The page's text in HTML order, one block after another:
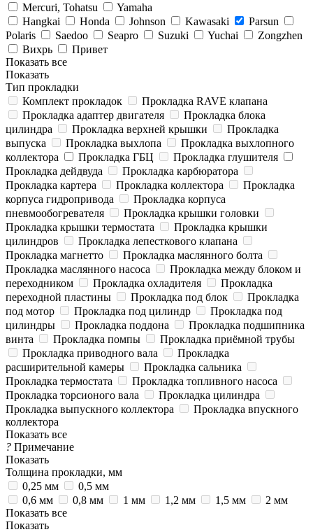
Mercuri, Tohatsu
Yamaha
Hangkai
Honda Johnson Kawasaki
Parsun
Polaris
Saedoo Seapro Suzuki Yuchai
Zongzhen
Вихрь
Привет
Показать все
Показать
Тип прокладки
Комплект прокладок
Прокладка RAVE клапана
Прокладка адаптер двигателя
Прокладка блока
цилиндра
Прокладка верхней крышки
Прокладка
выпуска
Прокладка выхлопа
Прокладка выхлопного
коллектора
Прокладка ГБЦ
Прокладка глушителя
Прокладка дейдвуда
Прокладка карбюратора
Прокладка картера
Прокладка коллектора
Прокладка
корпуса гидропривода
Прокладка корпуса
пневмообогревателя
Прокладка крышки головки
Прокладка крышки термостата
Прокладка крышки
цилиндров
Прокладка лепесткового клапана
Прокладка магнетто
Прокладка маслянного болта
Прокладка маслянного насоса
Прокладка между блоком и
переходником
Прокладка охладителя
Прокладка
переходной пластины
Прокладка под блок
Прокладка
под мотор
Прокладка под цилиндр
Прокладка под
цилиндры
Прокладка поддона
Прокладка подшипника
винта
Прокладка помпы
Прокладка приёмной трубы
Прокладка приводного вала
Прокладка
расширительной камеры
Прокладка сальника
Прокладка термостата
Прокладка топливного насоса
Прокладка торсионого вала
Прокладка цилиндра
Прокладка выпускного коллектора
Прокладка впускного
коллектора
Показать все
? Примечание
Показать
Толщина прокладки, мм
0,25 мм
0,5 мм
0,6 мм
0,8 мм 1 мм 1,2 мм 1,5 мм
2 мм
Показать все
Показать